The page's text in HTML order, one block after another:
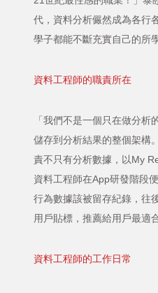
代，資料分析儼然成為各行
學子都能不斷充實自己的所
資料工程師的職責所在
「我們不是一個只在做分析
儲存到分析結果的整個架構
責不只有分析數據，以My
資料工程師在App研發階段
行為數據該被留存紀錄，往
用戶貼標，推薦給用戶最適
資料工程師的工作日常